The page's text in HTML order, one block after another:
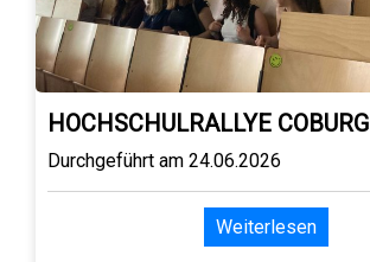
HOCHSCHULRALLYE COBURG
Durchgeführt am 24.06.2026
Weiterlesen